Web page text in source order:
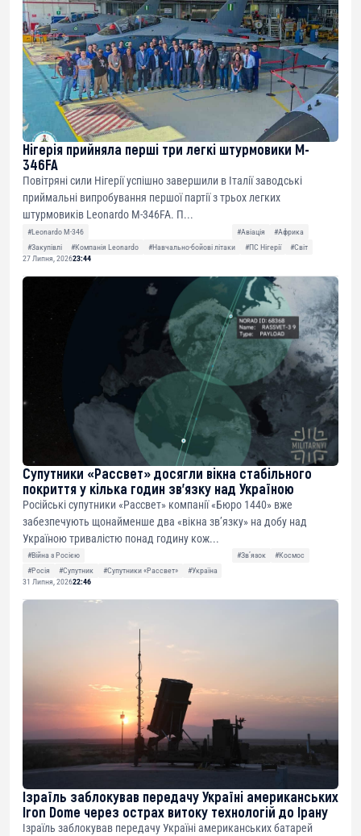
Нігерія прийняла перші три легкі штурмовики M-
346FA
Повітряні сили Нігерії успішно завершили в Італії заводські
приймальні випробування першої партії з трьох легких
штурмовиків Leonardo M-346FA. П...
#Leonardo M-346 #Авіація
#Африка
#Закупівлі
#Компанія Leonardo #Навчально-бойові літаки #ПС Нігерії
#Світ
27 Липня, 202623:44
Супутники «Рассвет» досягли вікна стабільного
покриття у кілька годин зв’язку над Україною
Російські супутники «Рассвет» компанії «Бюро 1440» вже
забезпечують щонайменше два «вікна зв’язку» на добу над
Україною тривалістю понад годину кож...
#Війна з Росією #Звʼязок
#Космос
#Росія
#Супутник #Супутники «Рассвет»
#Україна
31 Липня, 202622:46
Ізраїль заблокував передачу Україні американських
Iron Dome через острах витоку технологій до Ірану
Ізраїль заблокував передачу Україні американських батарей